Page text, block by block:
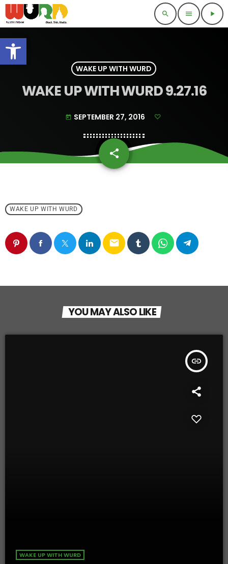
Open toolbar
search menu play_arrow
WAKE UP WITH WURD
WAKE UP WITH WURD 9.27.16
today SEPTEMBER 27, 2016
share
email
WAKE UP WITH WURD
email
YOU MAY ALSO LIKE
insert_link
WAKE UP WITH WURD